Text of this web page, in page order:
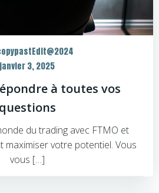
janvier 3, 2025
à toutes vos
questions
du trading avec FTMO et
maximiser votre potentiel. Vous
vous […]